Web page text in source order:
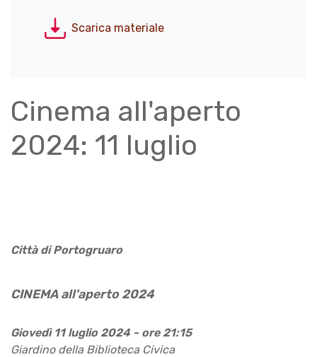
Scarica materiale
Cinema all'aperto
2024: 11 luglio
Città di Portogruaro
CINEMA all'aperto 2024
Giovedì 11 luglio 2024 - ore 21:15
Giardino della Biblioteca Civica